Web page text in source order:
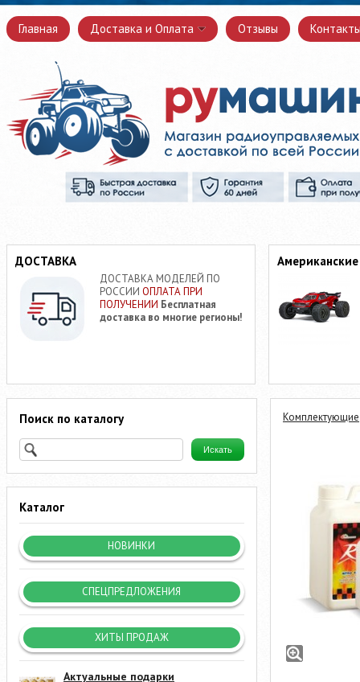
Главная Доставка и Оплата Отзывы
ДОСТАВКА
ДОСТАВКА МОДЕЛЕЙ ПО
РОССИИ ОПЛАТА ПРИ
ПОЛУЧЕНИИ Бесплатная
доставка во многие регионы!
Поиск по каталогу
Каталог
НОВИНКИ
СПЕЦПРЕДЛОЖЕНИЯ
ХИТЫ ПРОДАЖ
Актуальные подарки
Комплектующие